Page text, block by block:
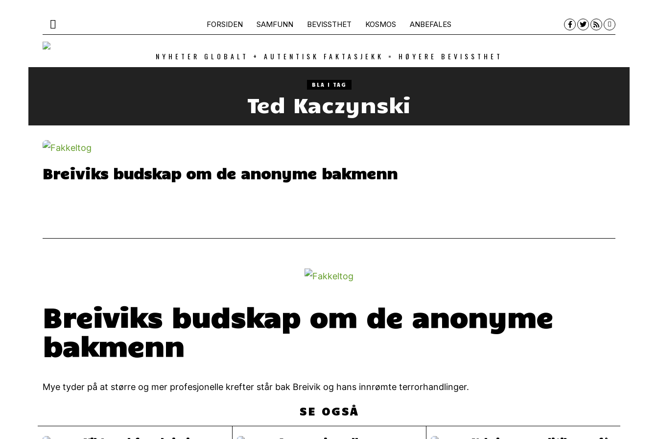
FORSIDEN SAMFUNN BEVISSTHET KOSMOS ANBEFALES
NYHETER GLOBALT + AUTENTISK FAKTASJEKK = HØYERE BEVISSTHET
BLA I TAG
Ted Kaczynski
Breiviks budskap om de anonyme bakmenn
Breiviks budskap om de anonyme
bakmenn
Mye tyder på at større og mer profesjonelle krefter står bak Breivik og hans innrømte terrorhandlinger.
SE OGSÅ